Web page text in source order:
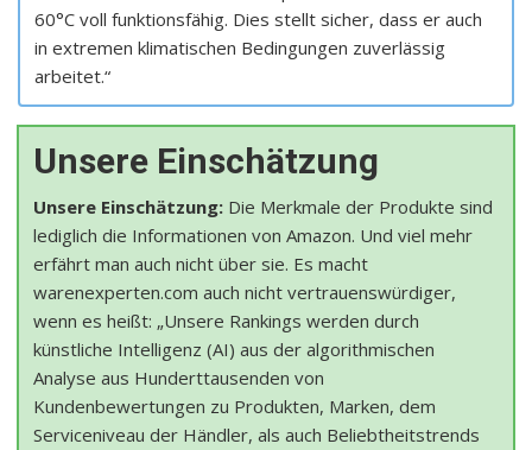
60°C voll funktionsfähig. Dies stellt sicher, dass er auch
in extremen klimatischen Bedingungen zuverlässig
arbeitet.“
Unsere Einschätzung
Unsere Einschätzung: Die Merkmale der Produkte sind
lediglich die Informationen von Amazon. Und viel mehr
erfährt man auch nicht über sie. Es macht
warenexperten.com auch nicht vertrauenswürdiger,
wenn es heißt: „Unsere Rankings werden durch
künstliche Intelligenz (AI) aus der algorithmischen
Analyse aus Hunderttausenden von
Kundenbewertungen zu Produkten, Marken, dem
Serviceniveau der Händler, als auch Beliebtheitstrends